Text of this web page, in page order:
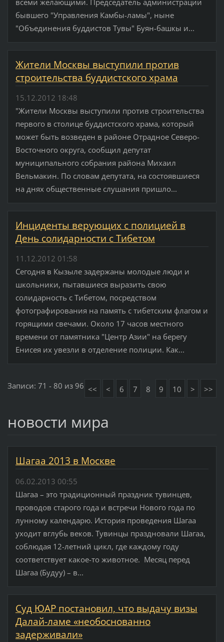
всеми желающими. Председатель администрации
бывшего "Управления Камбы-ламы", ныне
"Объединения буддистов Тувы" Буян-башкы и...
Жители Москвы выступили против
строительства буддистского храма
15.12.2012 18:48
"Жители Москвы выступили против строительства
первого в столице буддистского храма, который
может быть возведен в районе Отрадное Северо-
Восточного округа, сообщил депутат
муниципального собрания района Михаил
Вельмакин. По словам депутата, на состоявшиеся
на днях общественные слушания пришло...
Инциденты верующих с полицией в
День солидарности с Тибетом
11.12.2012 01:58
Cегодня в Кызыле задержаны молодые люди и
школьники, пытавшиеся выразить свою
солидарность с Тибетом, посредством
фотографирования на память с тибетским флагом и
горящими свечами. Около 17 часов местного
времени от памятника "Центр Азии" на берегу
Енисея их увезли в отделение полиции. Как...
Записи: 71 - 80 из 96 << < 6 7 8 9 10 > >>
новости мира
Шагаа 2013 в Москве
06.02.2013 00:55
Шагаа – это традиционный праздник тувинцев,
проводов старого года и встречи Нового года по
лунному календарю. История проведения Шагаа
уходит вглубь веков. Тувинцы праздновали Шагаа,
соблюдая 12-летний цикл, где каждому году
соответствует какое-то животное. Месяц перед
Шагаа (Будуу) – в...
Суд ЮАР постановил, что выдачу визы
Далай-ламе «необоснованно
задерживали»